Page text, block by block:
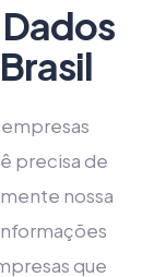
precisa de
nossa
que